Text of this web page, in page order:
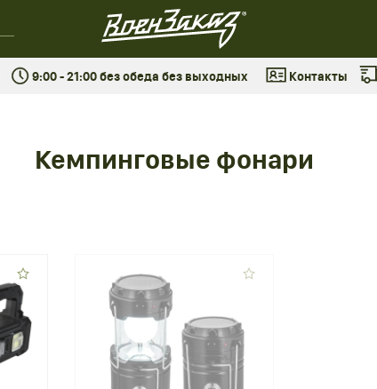
9:00 - 21:00 без обеда без выходных Контакты
Кемпинговые фонари